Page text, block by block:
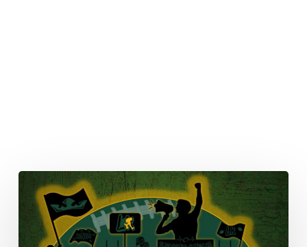
Professionalisierung
Leipziger
Fanszene